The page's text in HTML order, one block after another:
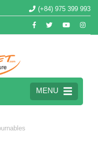
(+84) 975 399 993
MENU